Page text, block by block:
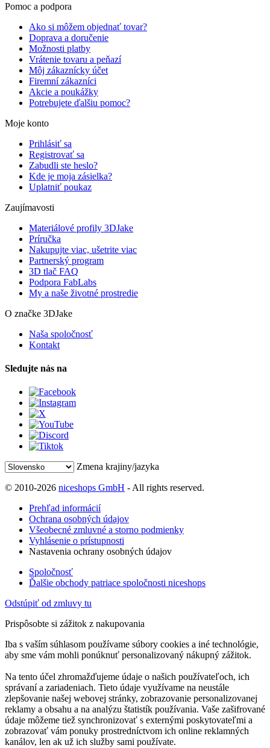
Pomoc a podpora
Ako si môžem objednať tovar?
Doprava a doručenie
Možnosti platby
Vrátenie tovaru a peňazí
Môj zákaznícky účet
Firemní zákazníci
Akcie a poukážky
Potrebujete ďalšiu pomoc?
Moje konto
Prihlásiť sa
Registrovať sa
Zabudli ste heslo?
Kde je moja zásielka?
Uplatniť poukaz
Zaujímavosti
Materiálové profily 3DJake
Príručka
Nakupujte viac, ušetrite viac
Partnerský program
3D tlač FAQ
Podpora FabLabs
My a naše životné prostredie
O značke 3DJake
Naša spoločnosť
Kontakt
Sledujte nás na
Zmena krajiny/jazyka
© 2010-2026 niceshops GmbH - All rights reserved.
Prehľad informácií
Ochrana osobných údajov
Všeobecné zmluvné a storno podmienky
Vyhlásenie o prístupnosti
Nastavenia ochrany osobných údajov
Spoločnosť
Ďalšie obchody patriace spoločnosti niceshops
Odstúpiť od zmluvy tu
Prispôsobte si zážitok z nakupovania
Iba s vaším súhlasom používame súbory cookies a iné technológie,
aby sme vám mohli ponúknuť personalizovaný nákupný zážitok.
Na tento účel zhromažďujeme údaje o našich používateľoch, ich
správaní a zariadeniach. Tieto údaje využívame na neustále
zlepšovanie našej webovej stránky, zobrazovanie personalizovanej
reklamy a obsahu a na analýzu štatistík používania. Vaše zašifrované
údaje môžeme tiež synchronizovať s externými poskytovateľmi a
zobrazovať vám ponuky prostredníctvom ich online reklamných
kanálov, len ak už ich služby sami používate.